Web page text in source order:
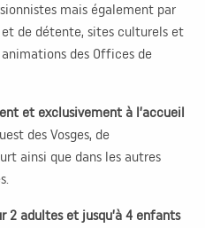
mais également par
de détente, sites culturels et
des Offices de
et exclusivement à l’accueil
des Vosges, de
ainsi que dans les autres
adultes et jusqu’à 4 enfants